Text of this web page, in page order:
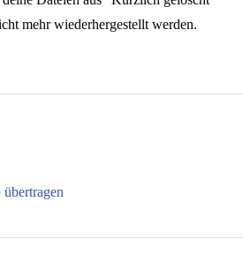
mehr wiederhergestellt werden.